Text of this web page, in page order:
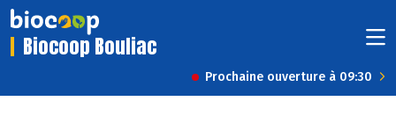
Biocoop Bouliac
Prochaine ouverture à 09:30